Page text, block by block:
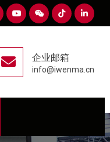
企业邮箱
info@iwenma.cn